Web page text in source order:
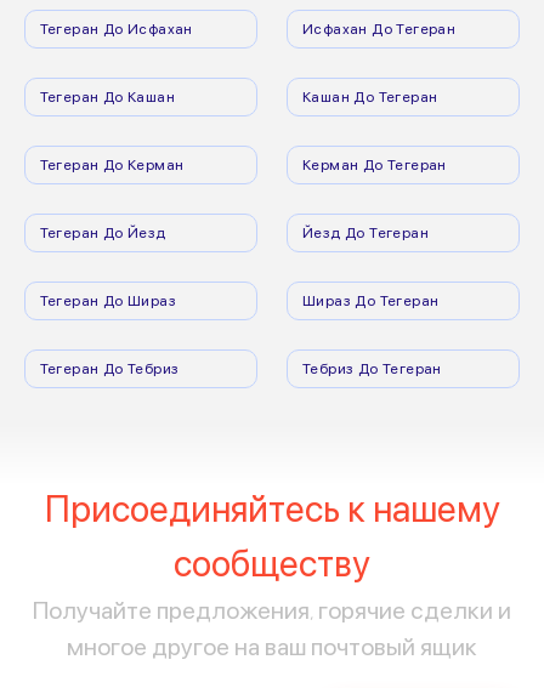
Тегеран До Исфахан Исфахан До Тегеран
Тегеран До Кашан Кашан До Тегеран
Тегеран До Керман Керман До Тегеран
Тегеран До Йезд Йезд До Тегеран
Тегеран До Шираз Шираз До Тегеран
Тегеран До Тебриз Тебриз До Тегеран
Присоединяйтесь к нашему
сообществу
Получайте предложения, горячие сделки и
многое другое на ваш почтовый ящик